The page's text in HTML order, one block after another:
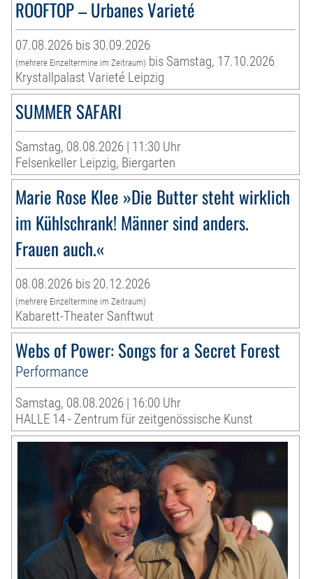
ROOFTOP – Urbanes Varieté
07.08.2026 bis 30.09.2026
(mehrere Einzeltermine im Zeitraum) bis Samstag, 17.10.2026
Krystallpalast Varieté Leipzig
SUMMER SAFARI
Samstag, 08.08.2026 | 11:30 Uhr
Felsenkeller Leipzig, Biergarten
Marie Rose Klee »Die Butter steht wirklich
im Kühlschrank! Männer sind anders.
Frauen auch.«
08.08.2026 bis 20.12.2026
(mehrere Einzeltermine im Zeitraum)
Kabarett-Theater Sanftwut
Webs of Power: Songs for a Secret Forest
Performance
Samstag, 08.08.2026 | 16:00 Uhr
HALLE 14 - Zentrum für zeitgenössische Kunst